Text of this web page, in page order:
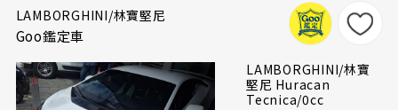
LAMBORGHINI/林寶堅尼
Goo鑑定車
LAMBORGHINI/林寶
堅尼 Huracan
Tecnica/0cc